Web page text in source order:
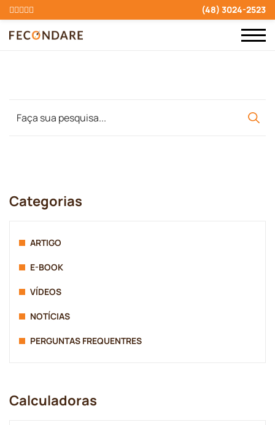
(48) 3024-2523
Categorias
ARTIGO
E-BOOK
VÍDEOS
NOTÍCIAS
PERGUNTAS FREQUENTRES
Calculadoras